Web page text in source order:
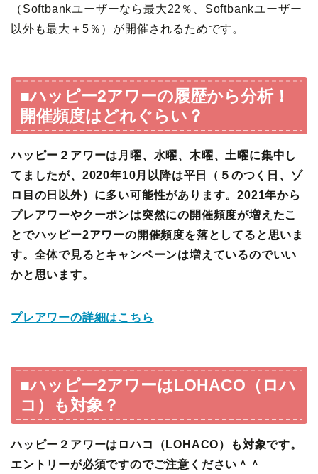
（Softbankユーザーなら最大22％、Softbankユーザー
以外も最大＋5％）が開催されるためです。
■ハッピー2アワーの履歴から分析！
開催頻度はどれぐらい？
ハッピー２アワーは月曜、水曜、木曜、土曜に集中し
てましたが、2020年10月以降は平日（５のつく日、ゾ
ロ目の日以外）に多い可能性があります。2021年から
プレアワーやクーポンは突然にの開催頻度が増えたこ
とでハッピー2アワーの開催頻度を落としてると思いま
す。全体で見るとキャンペーンは増えているのでいい
かと思います。
プレアワーの詳細はこちら
■ハッピー2アワーはLOHACO（ロハ
コ）も対象？
ハッピー２アワーはロハコ（LOHACO）も対象です。
エントリーが必須ですのでご注意ください＾＾